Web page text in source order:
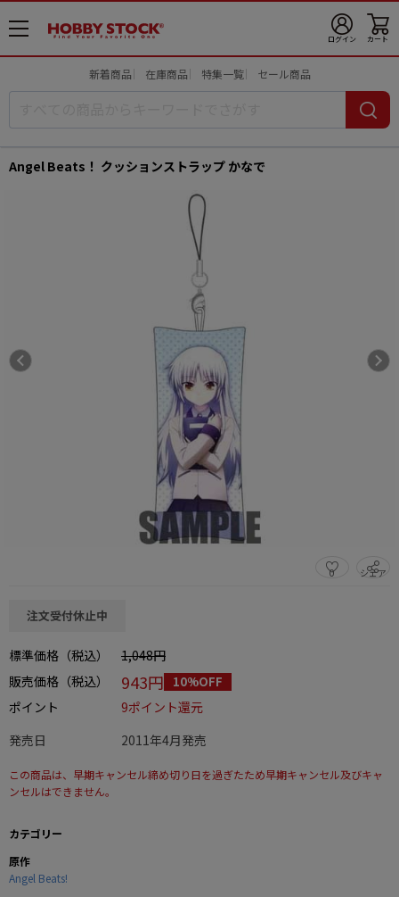
メ
ニ
ログイン カート
新着商品 在庫商品 特集一覧 セール商品
Angel Beats！ クッションストラップ かなで
0 シェア
この商品をシェアする
注文受付休止中
標準価格（税込）
1,048円
販売価格（税込）
943円 10%OFF
ポイント
9ポイント還元
発売日
2011年4月発売
この商品は、早期キャンセル締め切り日を過ぎたため早期キャンセル及びキャ
ンセルはできません。
カテゴリー
原作
Angel Beats!